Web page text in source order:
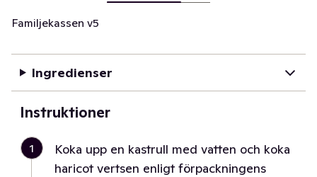
Familjekassen v5
Ingredienser
Instruktioner
1
Koka upp en kastrull med vatten och koka
haricot vertsen enligt förpackningens